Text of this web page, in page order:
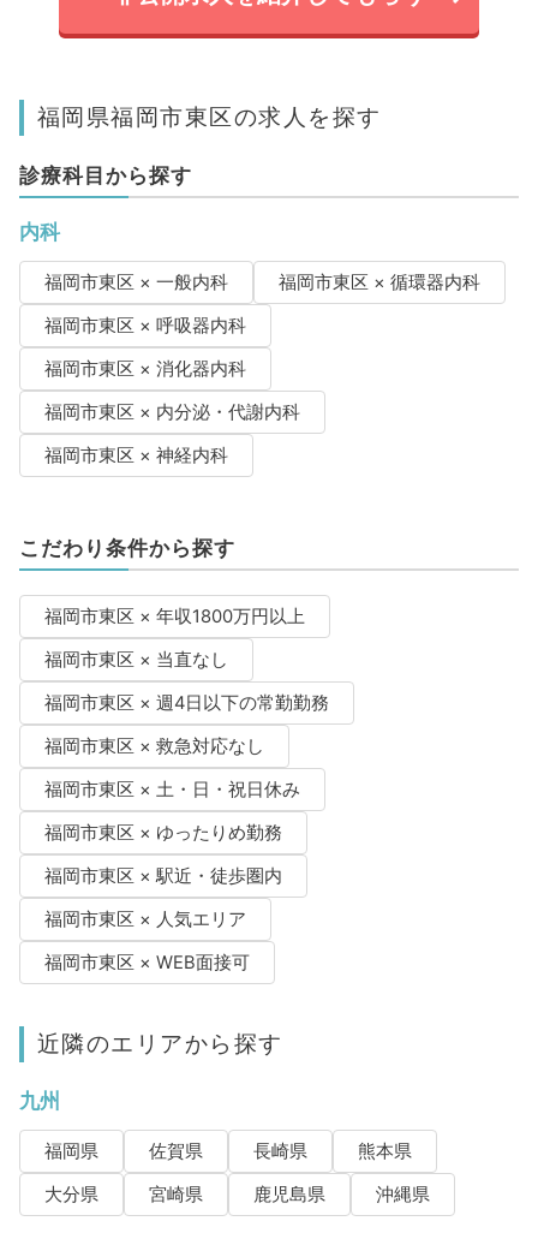
福岡県福岡市東区の求人を探す
診療科目から探す
内科
福岡市東区 × 一般内科
福岡市東区 × 循環器内科
福岡市東区 × 呼吸器内科
福岡市東区 × 消化器内科
福岡市東区 × 内分泌・代謝内科
福岡市東区 × 神経内科
こだわり条件から探す
福岡市東区 × 年収1800万円以上
福岡市東区 × 当直なし
福岡市東区 × 週4日以下の常勤勤務
福岡市東区 × 救急対応なし
福岡市東区 × 土・日・祝日休み
福岡市東区 × ゆったりめ勤務
福岡市東区 × 駅近・徒歩圏内
福岡市東区 × 人気エリア
福岡市東区 × WEB面接可
近隣のエリアから探す
九州
福岡県 佐賀県 長崎県
熊本県
大分県
宮崎県 鹿児島県 沖縄県